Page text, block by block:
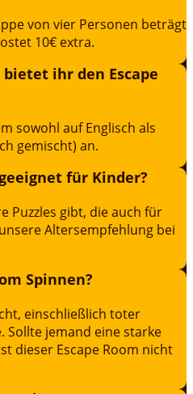
von vier Personen beträgt
10€ extra.
ihr den Escape
sowohl auf Englisch als
gemischt) an.
für Kinder?
Puzzles gibt, die auch für
Altersempfehlung bei
Spinnen?
einschließlich toter
Sollte jemand eine starke
dieser Escape Room nicht